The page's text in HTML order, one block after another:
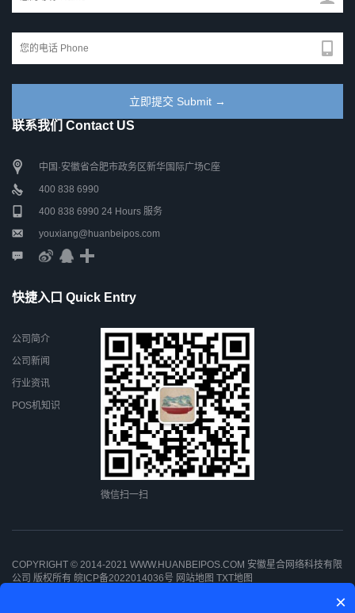
联系我们 Contact US
中国·安徽省合肥市政务区新华国际广场C座
400 838 6990
400 838 6990 24 Hours 服务
youxiang@huanbeipos.com
快捷入口 Quick Entry
公司简介
公司新闻
行业资讯
POS机知识
微信扫一扫
COPYRIGHT © 2014-2021 WWW.HUANBEIPOS.COM 安徽星合网络科技有限
公司 版权所有 皖ICP备2022014036号 网站地图 TXT地图
×